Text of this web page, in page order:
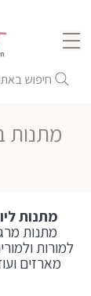
חיפוש
מתנות
מתנות
מתנות
למורות
מארזים